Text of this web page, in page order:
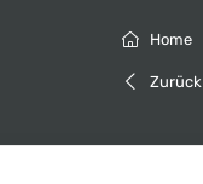
Home
Zurück